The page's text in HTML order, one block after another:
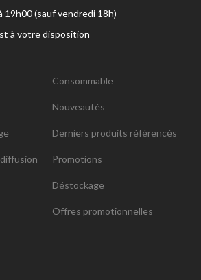
19h00 (sauf vendredi 18h)
à votre disposition
Consommable
Nouveautés
Derniers produits référencés
Promotions
Déstockage
Offres promotionnelles